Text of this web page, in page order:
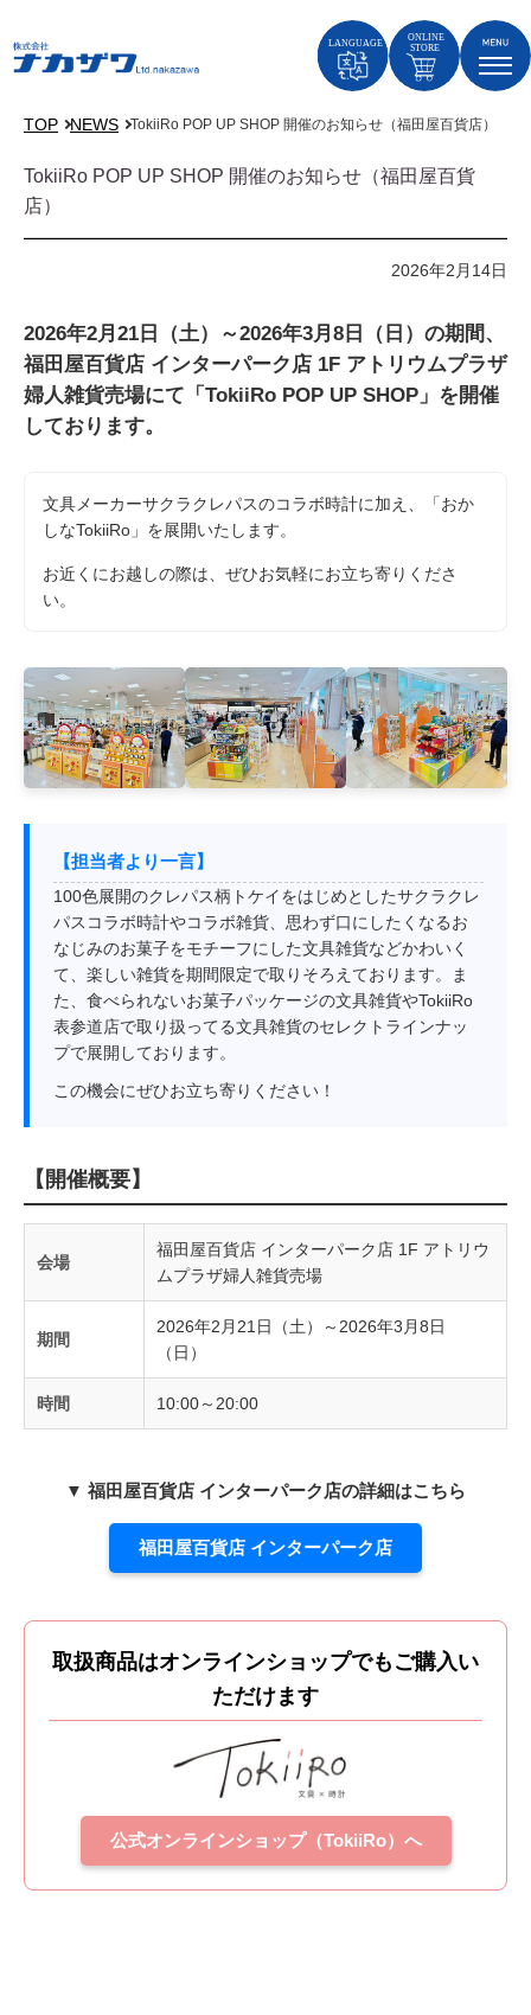
TOP NEWS TokiiRo POP UP SHOP 開催のお知らせ（福田屋百貨店）
TokiiRo POP UP SHOP 開催のお知らせ（福田屋百貨
店）
2026年2月14日
2026年2月21日（土）～2026年3月8日（日） の期間、
福田屋百貨店 インターパーク店 1F アトリウムプラザ
婦人雑貨売場にて「TokiiRo POP UP SHOP」を開催
しております。
文具メーカーサクラクレパスのコラボ時計に加え、「おか
しなTokiiRo」を展開いたします。
お近くにお越しの際は、ぜひお気軽にお立ち寄りくださ
い。
【担当者より一言】
100色展開のクレパス柄トケイをはじめとしたサクラクレ
パスコラボ時計やコラボ雑貨、思わず口にしたくなるお
なじみのお菓子をモチーフにした文具雑貨などかわいく
て、楽しい雑貨を期間限定で取りそろえております。ま
た、食べられないお菓子パッケージの文具雑貨やTokiiRo
表参道店で取り扱ってる文具雑貨のセレクトラインナッ
プで展開しております。
この機会にぜひお立ち寄りください！
【開催概要】
会場
福田屋百貨店 インターパーク店 1F アトリウ
ムプラザ婦人雑貨売場
期間
2026年2月21日（土）～2026年3月8日
（日）
時間 10:00～20:00
▼ 福田屋百貨店 インターパーク店の詳細はこちら
福田屋百貨店 インターパーク店
取扱商品はオンラインショップでもご購入い
ただけます
公式オンラインショップ（TokiiRo）へ